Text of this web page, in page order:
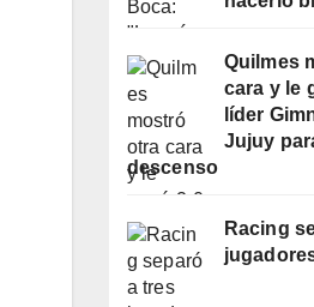
Quilmes
cara y le
líder
Jujuy
descenso
Racing